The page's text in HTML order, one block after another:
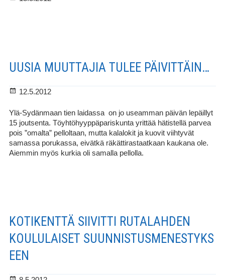
UUSIA MUUTTAJIA TULEE PÄIVITTÄIN…
Julkaistu
12.5.2012
Ylä-Sydänmaan tien laidassa on jo useamman päivän lepäillyt
15 joutsenta. Töyhtöhyyppäpariskunta yrittää hätistellä parvea
pois ”omalta” pelloltaan, mutta kalalokit ja kuovit viihtyvät
samassa porukassa, eivätkä räkättirastaatkaan kaukana ole.
Aiemmin myös kurkia oli samalla pellolla.
KOTIKENTTÄ SIIVITTI RUTALAHDEN
KOULULAISET SUUNNISTUSMENESTYKS
EEN